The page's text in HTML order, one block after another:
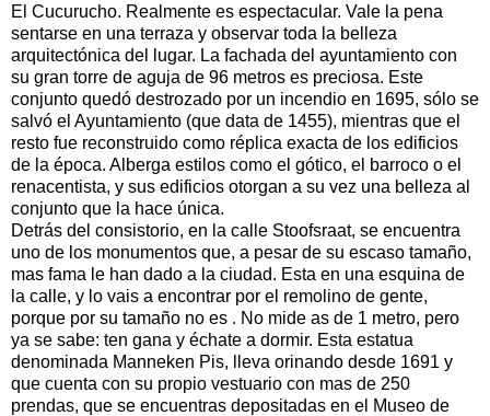
El Cucurucho. Realmente es espectacular. Vale la pena
sentarse en una terraza y observar toda la belleza
arquitectónica del lugar. La fachada del ayuntamiento con
su gran torre de aguja de 96 metros es preciosa. Este
conjunto quedó destrozado por un incendio en 1695, sólo se
salvó el Ayuntamiento (que data de 1455), mientras que el
resto fue reconstruido como réplica exacta de los edificios
de la época. Alberga estilos como el gótico, el barroco o el
renacentista, y sus edificios otorgan a su vez una belleza al
conjunto que la hace única.
Detrás del consistorio, en la calle Stoofsraat, se encuentra
uno de los monumentos que, a pesar de su escaso tamaño,
mas fama le han dado a la ciudad. Esta en una esquina de
la calle, y lo vais a encontrar por el remolino de gente,
porque por su tamaño no es . No mide as de 1 metro, pero
ya se sabe: ten gana y échate a dormir. Esta estatua
denominada Manneken Pis, lleva orinando desde 1691 y
que cuenta con su propio vestuario con mas de 250
prendas, que se encuentras depositadas en el Museo de